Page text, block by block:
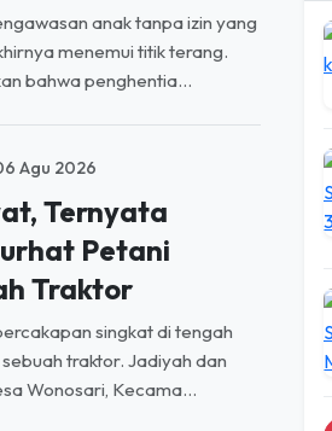
anak tanpa izin yang
menemui titik terang.
bahwa penghentia...
Agu 2026
Ternyata
Petani
Traktor
singkat di tengah
traktor. Jadiyah dan
Wonosari, Kecama...